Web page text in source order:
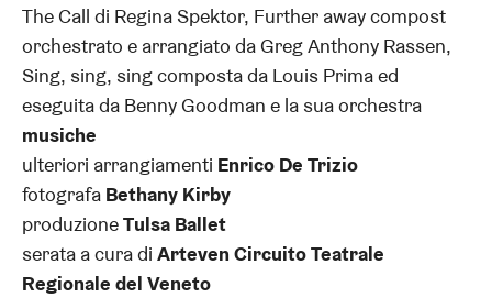
The Call di Regina Spektor, Further away compost
orchestrato e arrangiato da Greg Anthony Rassen,
Sing, sing, sing composta da Louis Prima ed
eseguita da Benny Goodman e la sua orchestra
musiche
ulteriori arrangiamenti Enrico De Trizio
fotografa Bethany Kirby
produzioneTulsa Ballet
serata a cura di Arteven Circuito Teatrale
Regionale del Veneto